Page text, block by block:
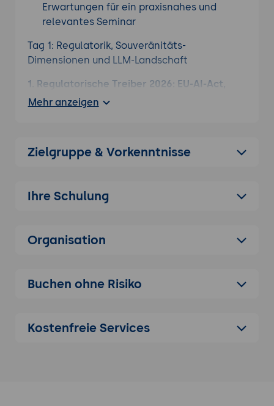
Erwartungen für ein praxisnahes und
relevantes Seminar
Tag 1: Regulatorik, Souveränitäts-
Dimensionen und LLM-Landschaft
1. Regulatorische Treiber 2026: EU-AI-Act,
DSGVO und Branchen-Spezifika
Risikoklassifizierung (verboten, hochrisiko,
begrenztes Risiko, minimales Risiko),
Hochrisiko-Use-Cases mit Audit-Pflichten:
HR, Bildung, Strafverfolgung, kritische
DSGVO und automatisierte
Entscheidungen: Art. 22 DSGVO, Recht auf
Branchen-spezifische Vorgaben: BAFIN für
KRITIS-KI, KHZG für Gesundheits-KI.
Mehr anzeigen
Zielgruppe & Vorkenntnisse
Ihre Schulung
Organisation
Buchen ohne Risiko
Kostenfreie Services